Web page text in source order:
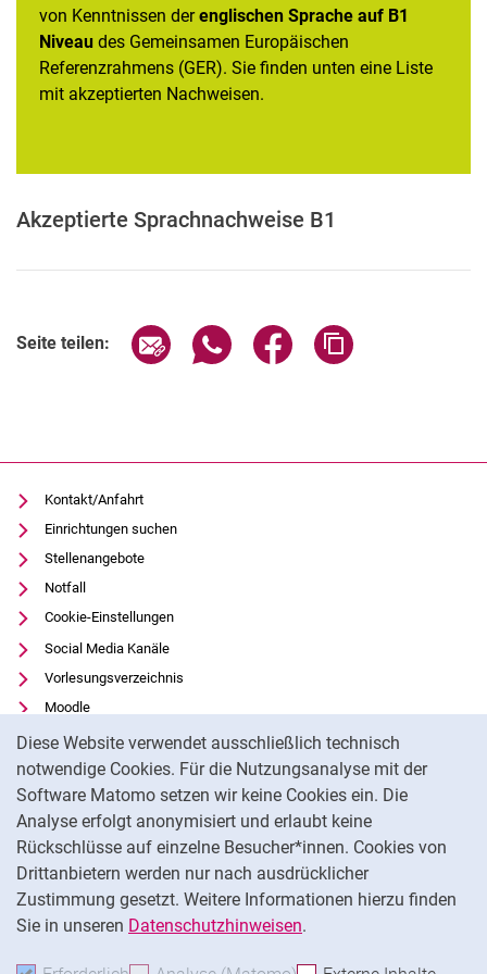
Diese Website verwendet ausschließlich technisch
notwendige Cookies. Für die Nutzungsanalyse mit der
Software Matomo setzen wir keine Cookies ein. Die
Analyse erfolgt anonymisiert und erlaubt keine
Rückschlüsse auf einzelne Besucher*innen. Cookies von
Drittanbietern werden nur nach ausdrücklicher
Zustimmung gesetzt. Weitere Informationen hierzu finden
Sie in unseren Datenschutzhinweisen.
Bewerbung mit deutschen Zeugnissen
von Kenntnissen derenglischen Sprache auf B1
Niveau des Gemeinsamen Europäischen
Referenzrahmens (GER). Sie finden unten eine Liste
mit akzeptierten Nachweisen.
Akzeptierte Sprachnachweise B1
Seite teilen: Seite über E-Mail teilen
Seite über WhatsApp teilen
Seite über Facebook
Kontakt/Anfahrt
Einrichtungen suchen
Stellenangebote
Notfall
Cookie-Einstellungen
Social Media Kanäle
Vorlesungsverzeichnis
Moodle
Panopto
Universitätsbibliothek
Datenschutz
Barrierefreiheit
Transparenter KI-Einsatz